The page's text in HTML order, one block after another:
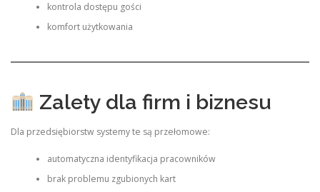
kontrola dostępu gości
komfort użytkowania
Zalety dla firm i biznesu
Dla przedsiębiorstw systemy te są przełomowe:
automatyczna identyfikacja pracowników
brak problemu zgubionych kart